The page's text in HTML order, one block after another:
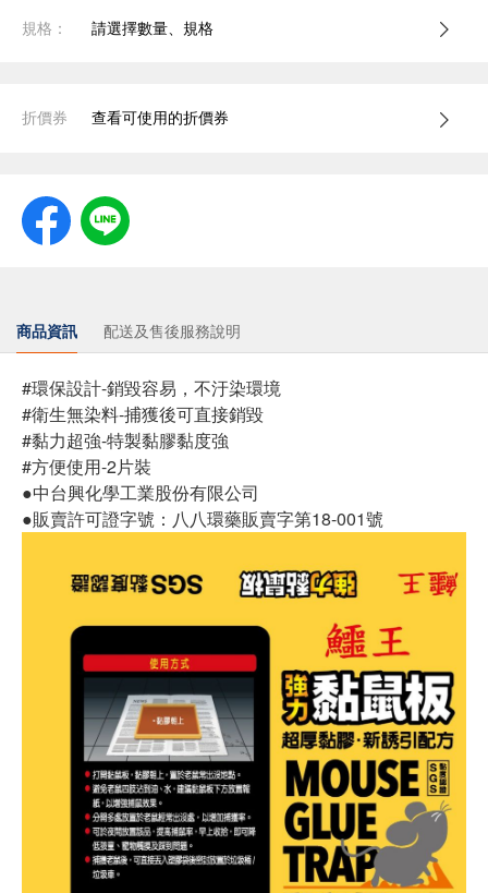
規格： 請選擇數量、規格
折價券 查看可使用的折價券
商品資訊 配送及售後服務說明
#環保設計-銷毀容易，不汙染環境
#衛生無染料-捕獲後可直接銷毀
#黏力超強-特製黏膠黏度強
#方便使用-2片裝
●中台興化學工業股份有限公司
●販賣許可證字號：八八環藥販賣字第18-001號